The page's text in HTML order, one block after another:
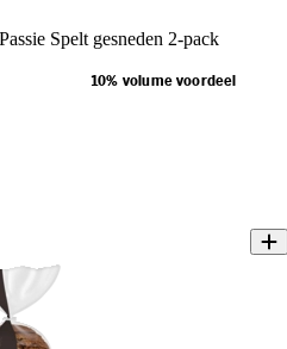
Spelt gesneden 2-pack
10% volume voordeel